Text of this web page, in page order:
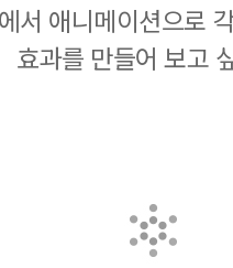
서 애니메이션으로
효과를 만들어 보고